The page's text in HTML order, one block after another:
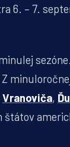
6. – 7.
Z
Vranoviča,
štátov